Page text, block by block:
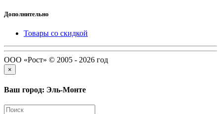
Дополнительно
Товары со скидкой
ООО «Рост» © 2005 - 2026 год
×
Ваш город: Эль-Монте